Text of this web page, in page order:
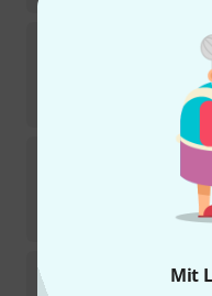
Mit
Wise
Sofort
€
Wise
Sofort
28,99€
Wise